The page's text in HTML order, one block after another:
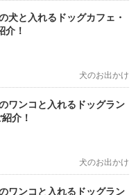
犬と入れるドッグカフェ・
介！
犬のお出かけ
ワンコと入れるドッグラン
介！
犬のお出かけ
ワンコと入れるドッグラン